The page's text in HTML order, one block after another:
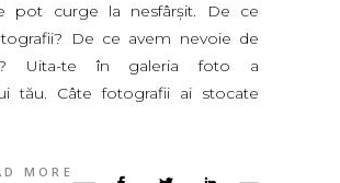
pot curge la nesfârşit. De ce
De ce avem nevoie de
Uita-te în galeria foto a
tău. Câte fotografii ai stocate
MORE